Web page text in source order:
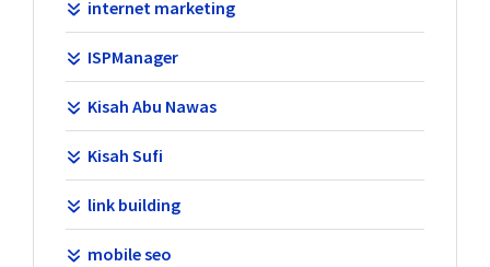
internet marketing
ISPManager
Kisah Abu Nawas
Kisah Sufi
link building
mobile seo